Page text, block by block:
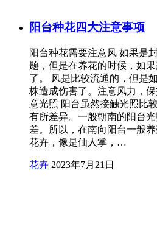
阳台种花四大注意事项
阳台种花需要注意风 如果是
题，但是在养花的时候，如
了。 风是比较流通的，但是
株造成伤害了。注意风力，
意光照 阳台虽然接触光照比
有所差异。一般朝南的阳台
差。所以，在南向阳台一般
花卉，像是仙人掌，…
花卉 2023年7月21日